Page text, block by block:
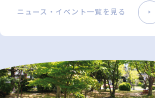
ニュース・イベント一覧を見る